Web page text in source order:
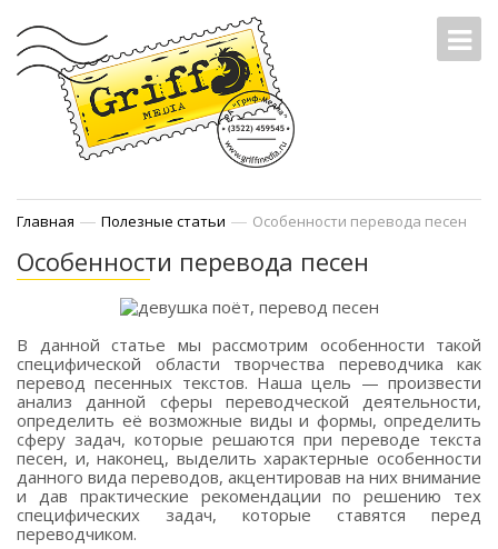
Главная — Полезные статьи — Особенности перевода песен
Особенности перевода песен
В данной статье мы рассмотрим особенности такой
специфической области творчества переводчика как
перевод песенных текстов. Наша цель — произвести
анализ данной сферы переводческой деятельности,
определить её возможные виды и формы, определить
сферу задач, которые решаются при переводе текста
песен, и, наконец, выделить характерные особенности
данного вида переводов, акцентировав на них внимание
и дав практические рекомендации по решению тех
специфических задач, которые ставятся перед
переводчиком.